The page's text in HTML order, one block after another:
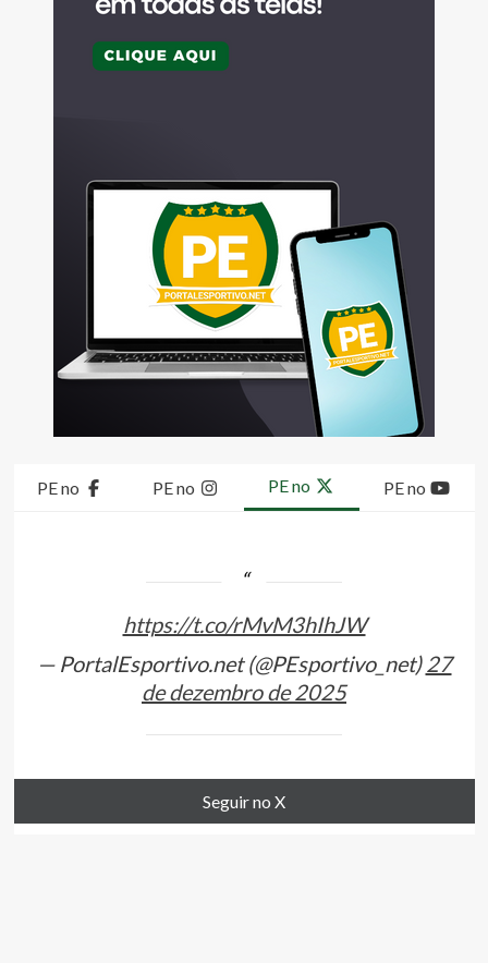
PE no PE no PE no PE no
https://t.co/rMvM3hIhJW
— PortalEsportivo.net (@PEsportivo_net)27
de dezembro de 2025
Seguir no X